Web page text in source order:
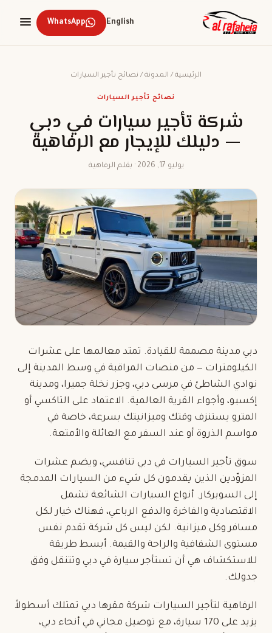
English
WhatsApp
الرئيسية / المدونة / نصائح تأجير السيارات
نصائح تأجير السيارات
شركة تأجير سيارات في دبي
— دليلك للإيجار مع الرفاهية
يوليو 17, 2026 · بقلم الرفاهية
دبي مدينة مصممة للقيادة. تمتد معالمها على عشرات
الكيلومترات — من منصات المراقبة في وسط المدينة إلى
نوادي الشاطئ في مرسى دبي، وجزر نخلة جميرا، ومدينة
إكسبو، وأجواء القرية العالمية. الاعتماد على التاكسي أو
المترو يستنزف وقتك وميزانيتك بسرعة، خاصة في
مواسم الذروة أو عند السفر مع العائلة والأمتعة.
سوق تأجير السيارات في دبي تنافسي، ويضم عشرات
المزوّدين الذين يقدمون كل شيء من السيارات المدمجة
إلى السوبركار. أنواع السيارات الشائعة تشمل
الاقتصادية والفاخرة والدفع الرباعي، فهناك خيار لكل
مسافر وكل ميزانية. لكن ليس كل شركة تقدم نفس
مستوى الشفافية والراحة والقيمة. أبسط طريقة
للاستكشاف هي أن تستأجر سيارة في دبي وتتنقل وفق
جدولك.
الرفاهية لتأجير السيارات شركة مقرها دبي تمتلك أسطولاً
يزيد على 170 سيارة، مع توصيل مجاني في أنحاء دبي،